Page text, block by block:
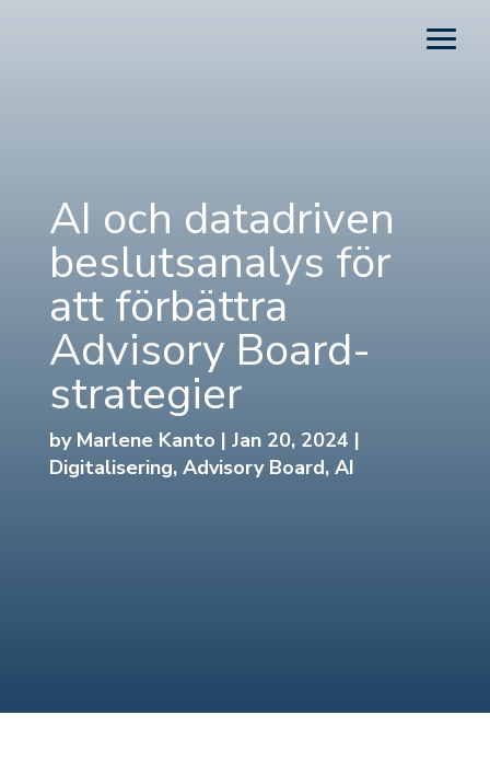
AI och datadriven
beslutsanalys för
att förbättra
Advisory Board-
strategier
by Marlene Kanto | Jan 20, 2024 |
Digitalisering, Advisory Board, AI